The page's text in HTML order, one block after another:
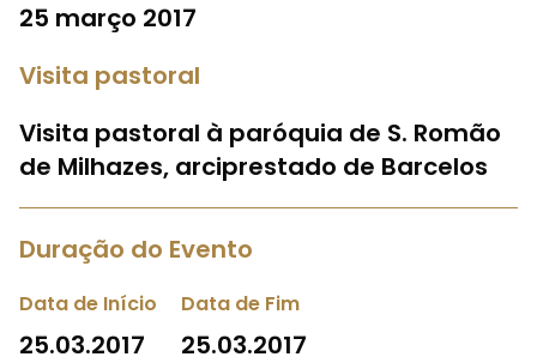
25 março 2017
Visita pastoral
Visita pastoral à paróquia de S. Romão
de Milhazes, arciprestado de Barcelos
Duração do Evento
Data de Início
25.03.2017
Data de Fim
25.03.2017